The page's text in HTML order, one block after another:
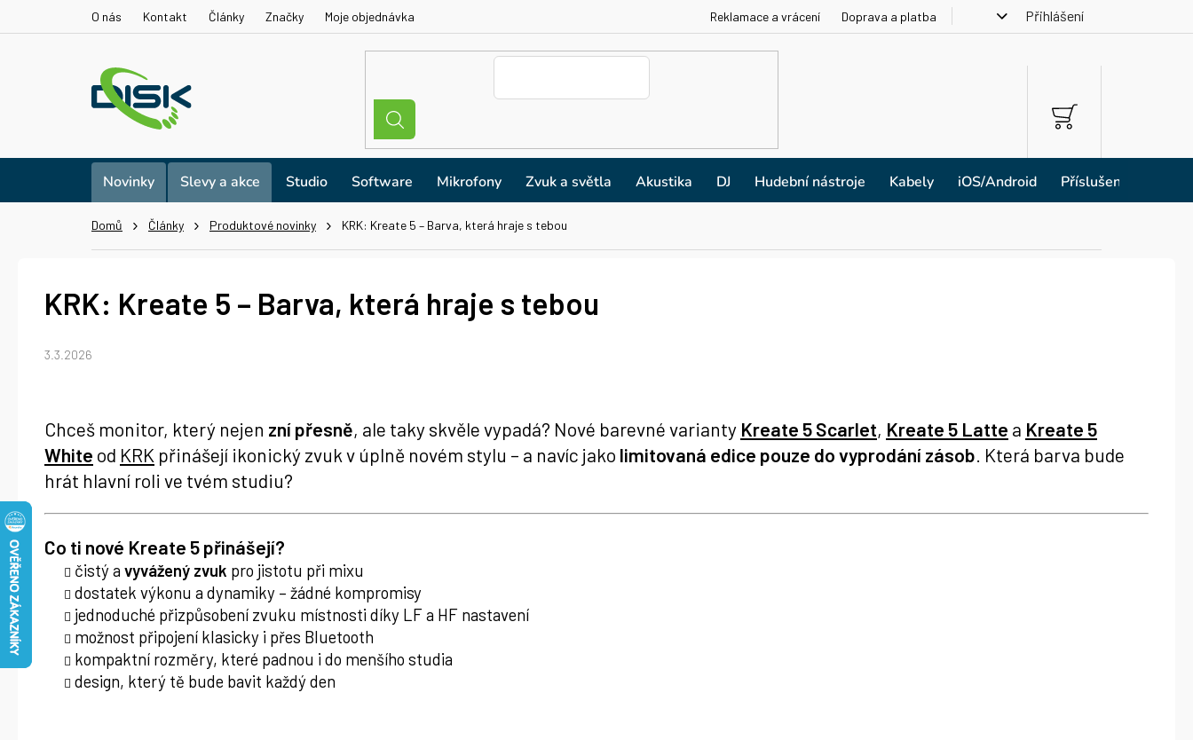
O nás Kontakt Články Značky Moje objednávka Reklamace a vrácení Doprava a platba Přihlášení
NÁKUPNÍ
KOŠÍK
Novinky Slevy a akce Studio Software Mikrofony Zvuk a světla Akustika DJ Hudební nástroje Kabely iOS/Android Příslušenství
Domů Články Produktové novinky KRK: Kreate 5 – Barva, která hraje s tebou
KRK: Kreate 5 – Barva, která hraje s tebou
3.3.2026
Chceš monitor, který nejen zní přesně, ale taky skvěle vypadá? Nové barevné varianty Kreate 5 Scarlet, Kreate 5 Latte a Kreate 5
White od KRK přinášejí ikonický zvuk v úplně novém stylu – a navíc jako limitovaná edice pouze do vyprodání zásob. Která barva bude
hrát hlavní roli ve tvém studiu?
Co ti nové Kreate 5 přinášejí?
čistý a vyvážený zvuk pro jistotu při mixu
dostatek výkonu a dynamiky – žádné kompromisy
jednoduché přizpůsobení zvuku místnosti díky LF a HF nastavení
možnost připojení klasicky i přes Bluetooth
kompaktní rozměry, které padnou i do menšího studia
design, který tě bude bavit každý den